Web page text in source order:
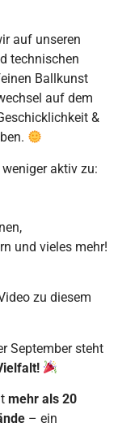
auf unseren
technischen
Ballkunst
auf dem
&
aktiv zu:
und vieles mehr!
zu diesem
September steht
mehr als 20
– ein